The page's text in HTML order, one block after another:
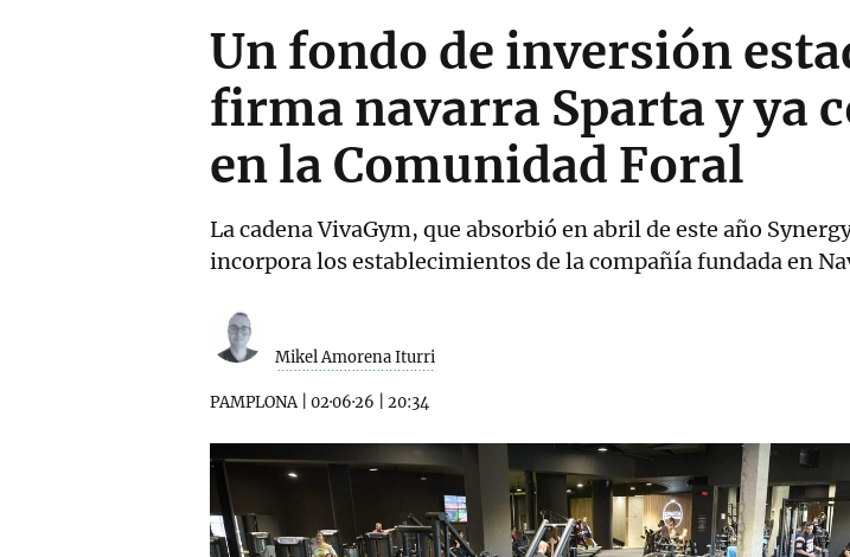
Un fondo de inversión
firma navarra Sparta y ya
en la Comunidad Foral
La cadena VivaGym, que absorbió en abril de este año
incorpora los establecimientos de la compañía fundada en
Mikel Amorena Iturri
PAMPLONA| 02·06·26 20:34